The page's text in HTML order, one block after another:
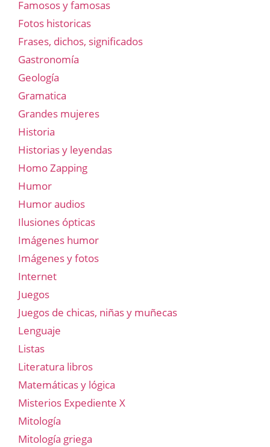
Famosos y famosas
Fotos historicas
Frases, dichos, significados
Gastronomía
Geología
Gramatica
Grandes mujeres
Historia
Historias y leyendas
Homo Zapping
Humor
Humor audios
Ilusiones ópticas
Imágenes humor
Imágenes y fotos
Internet
Juegos
Juegos de chicas, niñas y muñecas
Lenguaje
Listas
Literatura libros
Matemáticas y lógica
Misterios Expediente X
Mitología
Mitología griega